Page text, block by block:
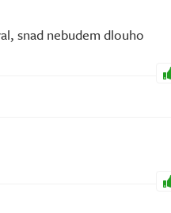
snad nebudem dlouho